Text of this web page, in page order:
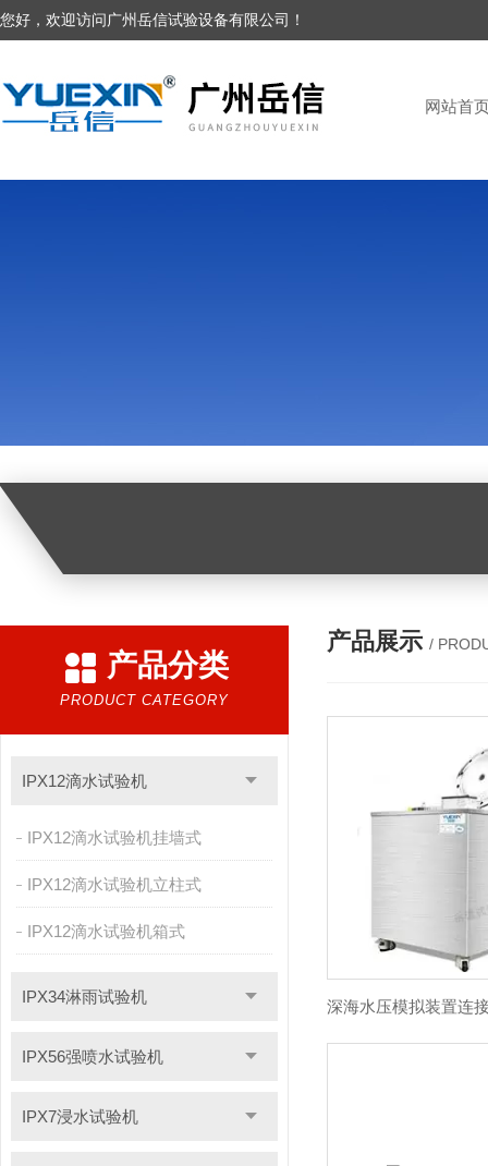
您好，欢迎访问广州岳信试验设备有限公司！
网站首
产品分类
PRODUCT CATEGORY
IPX12滴水试验机
IPX12滴水试验机挂墙式
IPX12滴水试验机立柱式
IPX12滴水试验机箱式
IPX34淋雨试验机
IPX56强喷水试验机
IPX7浸水试验机
产品展示 /